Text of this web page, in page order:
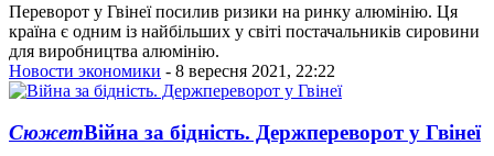
Переворот у Гвінеї посилив ризики на ринку алюмінію. Ця
країна є одним із найбільших у світі постачальників сировини
для виробництва алюмінію.
Новости экономики - 8 вересня 2021, 22:22
СюжетВійна за бідність. Держпереворот у Гвінеї